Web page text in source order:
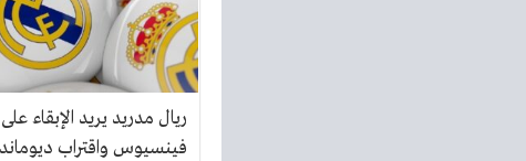
ريال مدريد يريد الإبقاء على
فينسيوس واقتراب